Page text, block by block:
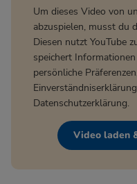
Um dieses Video von
abzuspielen, musst du
Diesen nutzt YouTube
speichert
persönliche
Datenschutzerklärung.
Video laden